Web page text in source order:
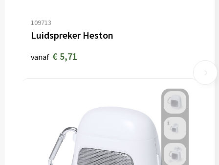
109713
Luidspreker Heston
vanaf € 5,71